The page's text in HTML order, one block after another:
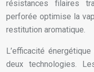
résistances filaires
perforée optimise la
restitution aromatique.
L’efficacité
deux technologies.